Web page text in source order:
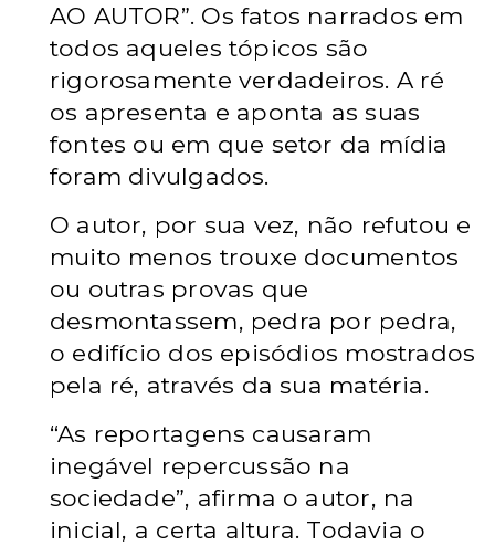
AO AUTOR”. Os fatos narrados em
todos aqueles tópicos são
rigorosamente verdadeiros. A ré
os apresenta e aponta as suas
fontes ou em que setor da mídia
foram divulgados.
O autor, por sua vez, não refutou e
muito menos trouxe documentos
ou outras provas que
desmontassem, pedra por pedra,
o edifício dos episódios mostrados
pela ré, através da sua matéria.
“As reportagens causaram
inegável repercussão na
sociedade”, afirma o autor, na
inicial, a certa altura. Todavia o